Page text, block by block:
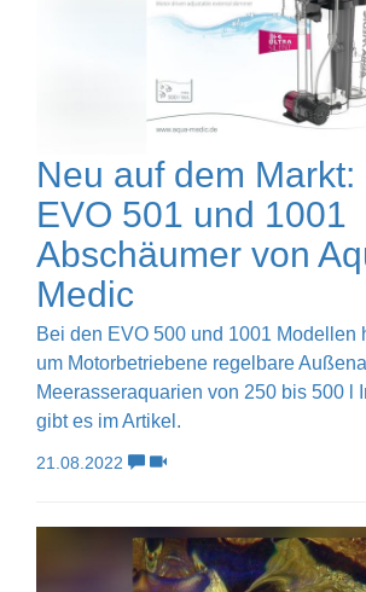
Neu auf dem Markt:
EVO 501 und 1001
Abschäumer von
Medic
Bei den EVO 500 und 1001 Modellen
um Motorbetriebene regelbare
Meerasseraquarien von 250 bis 500 l
gibt es im Artikel.
21.08.2022